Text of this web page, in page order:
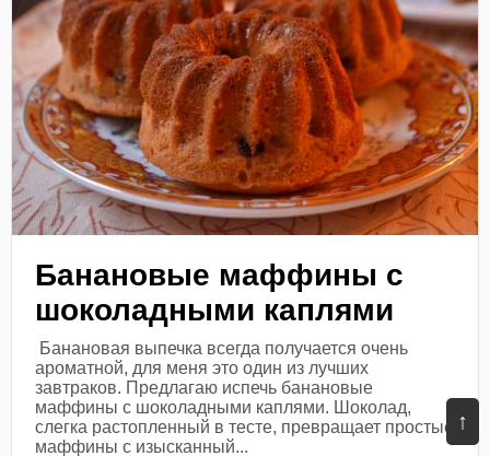
↑
Банановые маффины с
шоколадными каплями
Банановая выпечка всегда получается очень
ароматной, для меня это один из лучших
завтраков. Предлагаю испечь банановые
маффины с шоколадными каплями. Шоколад,
слегка растопленный в тесте, превращает простые
маффины с изысканный...